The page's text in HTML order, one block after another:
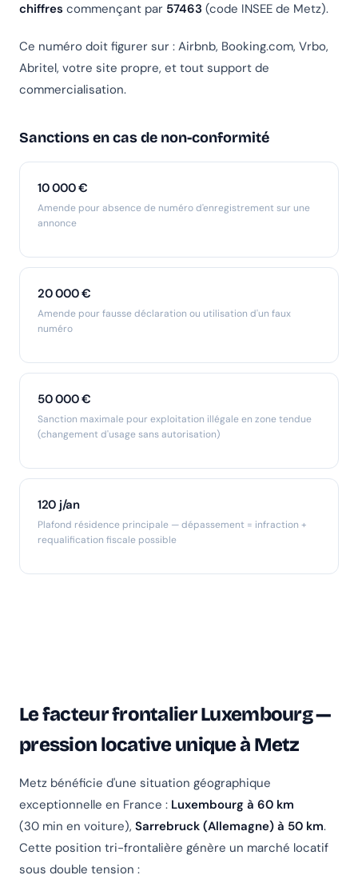
chiffres commençant par 57463 (code INSEE de Metz).
Ce numéro doit figurer sur : Airbnb, Booking.com, Vrbo,
Abritel, votre site propre, et tout support de
commercialisation.
Sanctions en cas de non-conformité
10 000 €
Amende pour absence de numéro d'enregistrement sur une
annonce
20 000 €
Amende pour fausse déclaration ou utilisation d'un faux
numéro
50 000 €
Sanction maximale pour exploitation illégale en zone tendue
(changement d'usage sans autorisation)
120 j/an
Plafond résidence principale — dépassement = infraction +
requalification fiscale possible
Le facteur frontalier Luxembourg —
pression locative unique à Metz
Metz bénéficie d'une situation géographique
exceptionnelle en France : Luxembourg à 60 km
(30 min en voiture), Sarrebruck (Allemagne) à 50 km.
Cette position tri-frontalière génère un marché locatif
sous double tension :